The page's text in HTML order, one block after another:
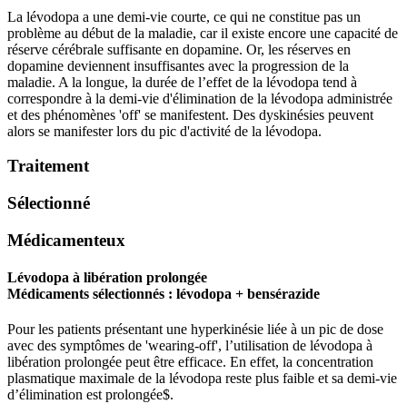
La lévodopa a une demi-vie courte, ce qui ne constitue pas un
problème au début de la maladie, car il existe encore une capacité de
réserve cérébrale suffisante en dopamine. Or, les réserves en
dopamine deviennent insuffisantes avec la progression de la
maladie. A la longue, la durée de l’effet de la lévodopa tend à
correspondre à la demi-vie d'élimination de la lévodopa administrée
et des phénomènes 'off' se manifestent. Des dyskinésies peuvent
alors se manifester lors du pic d'activité de la lévodopa.
Traitement
Sélectionné
Médicamenteux
Lévodopa à libération prolongée
Médicaments sélectionnés : lévodopa + bensérazide
Pour les patients présentant une hyperkinésie liée à un pic de dose
avec des symptômes de 'wearing-off', l’utilisation de lévodopa à
libération prolongée peut être efficace. En effet, la concentration
plasmatique maximale de la lévodopa reste plus faible et sa demi-vie
d’élimination est prolongée$​​​​​​.